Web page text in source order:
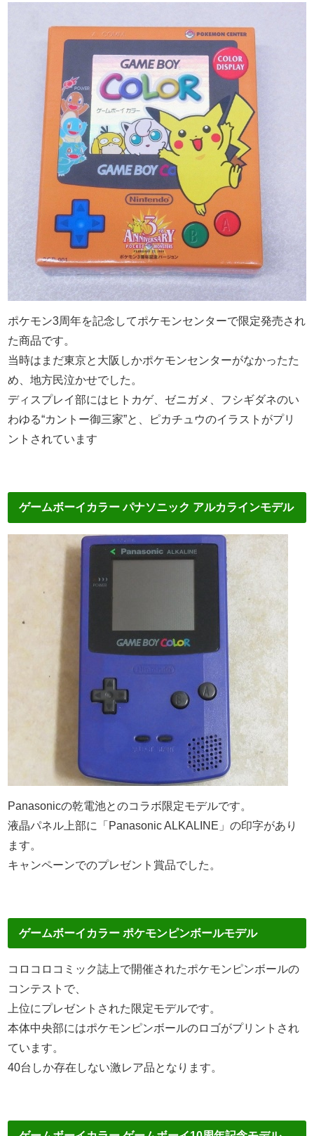
ポケモン3周年を記念してポケモンセンターで限定発売され
た商品です。
当時はまだ東京と大阪しかポケモンセンターがなかったた
め、地方民泣かせでした。
ディスプレイ部にはヒトカゲ、ゼニガメ、フシギダネのい
わゆる“カントー御三家”と、ピカチュウのイラストがプリ
ントされています
ゲームボーイカラー パナソニック アルカラインモデル
Panasonicの乾電池とのコラボ限定モデルです。
液晶パネル上部に「Panasonic ALKALINE」の印字があり
ます。
キャンペーンでのプレゼント賞品でした。
ゲームボーイカラー ポケモンピンボールモデル
コロコロコミック誌上で開催されたポケモンピンボールの
コンテストで、
上位にプレゼントされた限定モデルです。
本体中央部にはポケモンピンボールのロゴがプリントされ
ています。
40台しか存在しない激レア品となります。